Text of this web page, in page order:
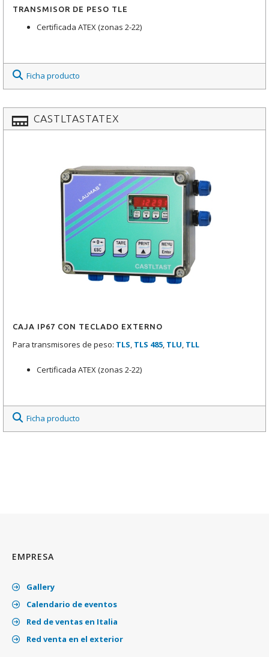
TRANSMISOR DE PESO TLE
Certificada ATEX (zonas 2-22)
Ficha producto
CASTLTASTATEX
CAJA IP67 CON TECLADO EXTERNO
Para transmisores de peso: TLS, TLS 485, TLU, TLL
Certificada ATEX (zonas 2-22)
Ficha producto
EMPRESA
Gallery
Calendario de eventos
Red de ventas en Italia
Red venta en el exterior